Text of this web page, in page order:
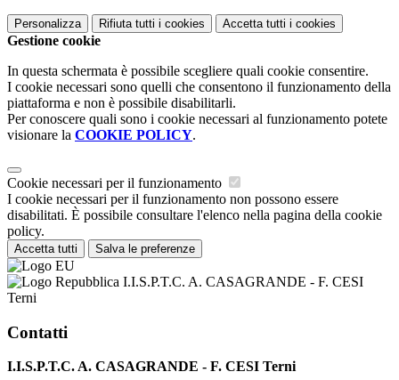
Personalizza Rifiuta tutti i cookies Accetta tutti i cookies
Gestione cookie
In questa schermata è possibile scegliere quali cookie consentire.
I cookie necessari sono quelli che consentono il funzionamento della
piattaforma e non è possibile disabilitarli.
Per conoscere quali sono i cookie necessari al funzionamento potete
visionare la COOKIE POLICY.
Cookie necessari per il funzionamento
I cookie necessari per il funzionamento non possono essere
disabilitati. È possibile consultare l'elenco nella pagina della cookie
policy.
Accetta tutti Salva le preferenze
I.I.S.P.T.C. A. CASAGRANDE - F. CESI
Terni
Contatti
I.I.S.P.T.C. A. CASAGRANDE - F. CESI Terni